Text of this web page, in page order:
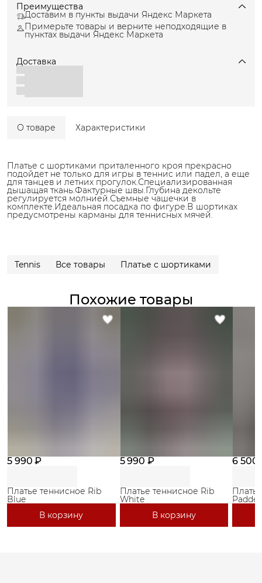
Преимущества
Доставим в пункты выдачи Яндекс Маркета
Примерьте товары и верните неподходящие в
пунктах выдачи Яндекс Маркета
Доставка
О товаре Характеристики
Платье с шортиками приталенного кроя прекрасно
подойдет не только для игры в теннис или падел, а еще
для танцев и летних прогулок.Специализированная
дышащая ткань.Фактурные швы.Глубина декольте
регулируется молнией.Съемные чашечки в
комплекте.Идеальная посадка по фигуре.В шортиках
предусмотрены карманы для теннисных мячей.
Tennis Все товары Платье с шортиками
Похожие товары
5 990 ₽
Платье теннисное Rib
Blue
В корзину
5 990 ₽
Платье теннисное Rib
White
В корзину
6 500